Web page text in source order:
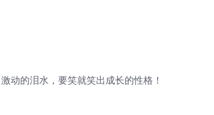
动的泪水，要笑就笑出成长的性格！